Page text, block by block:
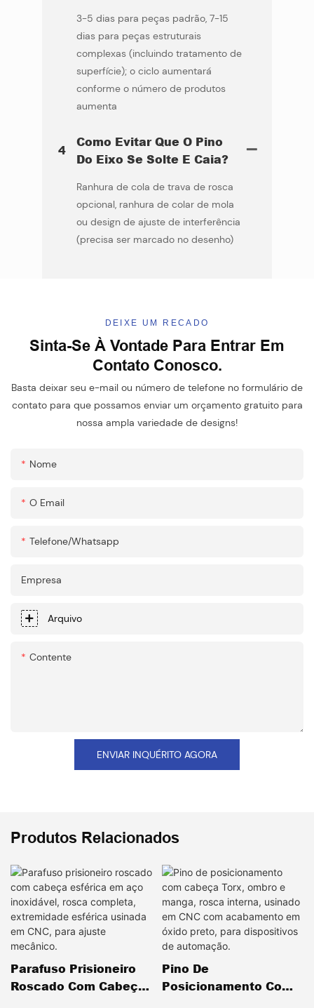
3-5 dias para peças padrão, 7-15
dias para peças estruturais
complexas (incluindo tratamento de
superfície); o ciclo aumentará
conforme o número de produtos
aumenta
4
Como Evitar Que O Pino
Do Eixo Se Solte E Caia?
Ranhura de cola de trava de rosca
opcional, ranhura de colar de mola
ou design de ajuste de interferência
(precisa ser marcado no desenho)
DEIXE UM RECADO
Sinta-Se À Vontade Para Entrar Em
Contato Conosco.
Basta deixar seu e-mail ou número de telefone no formulário de
contato para que possamos enviar um orçamento gratuito para
nossa ampla variedade de designs!
Nome
O Email
Telefone/whatsapp
Empresa
Arquivo
Contente
ENVIAR INQUÉRITO AGORA
Produtos Relacionados
Parafuso Prisioneiro
Roscado Com Cabeça
Pino De
Posicionamento Com